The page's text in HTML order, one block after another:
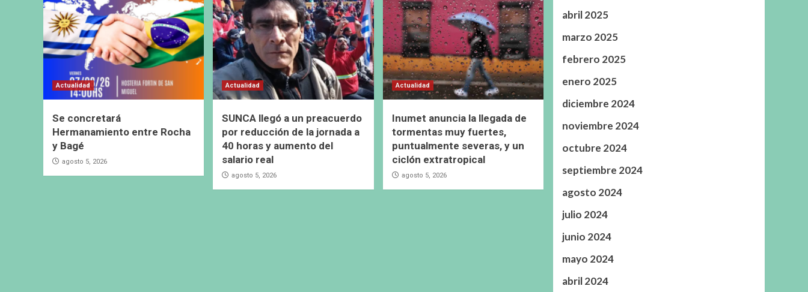
Actualidad
Se concretará
Hermanamiento entre Rocha
y Bagé
agosto 5, 2026
Actualidad
SUNCA llegó a un preacuerdo
por reducción de la jornada a
40 horas y aumento del
salario real
agosto 5, 2026
Actualidad
Inumet anuncia la llegada de
tormentas muy fuertes,
puntualmente severas, y un
ciclón extratropical
agosto 5, 2026
abril 2025
marzo 2025
febrero 2025
enero 2025
diciembre 2024
noviembre 2024
octubre 2024
septiembre 2024
agosto 2024
julio 2024
junio 2024
mayo 2024
abril 2024